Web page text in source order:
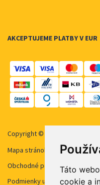
Táto
cookie a
AKCEPTUJEME PLATBY V EUR
Copyright © 2026 STUDENT
Mapa stránok
Obchodné podmienky
Podmienky užívanie cookies